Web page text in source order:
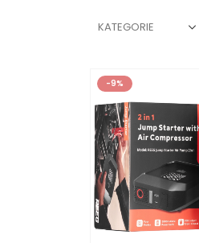
KATEGORIE
-9%